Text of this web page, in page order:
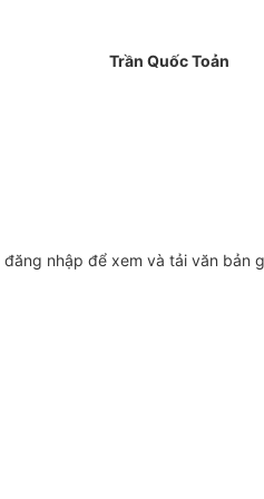
Trần Quốc Toản
đăng nhập để xem và tải văn bản